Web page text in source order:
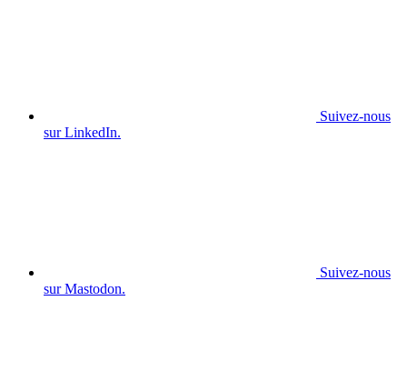
Suivez-nous
sur LinkedIn.
Suivez-nous
sur Mastodon.